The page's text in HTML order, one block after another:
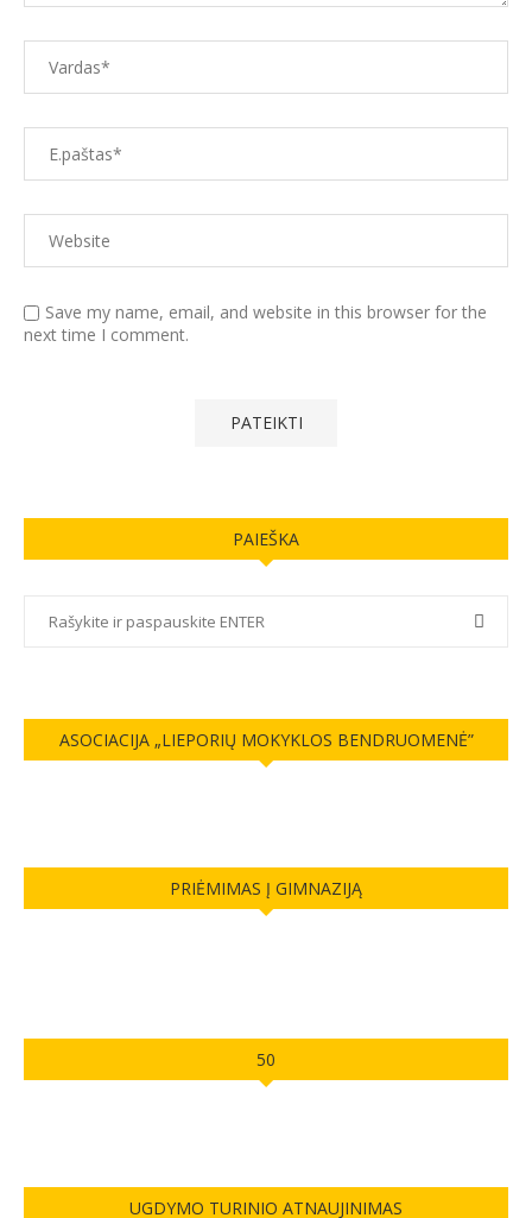
Save my name, email, and website in this browser for the
next time I comment.
PAIEŠKA
ASOCIACIJA „LIEPORIŲ MOKYKLOS BENDRUOMENĖ”
PRIĖMIMAS Į GIMNAZIJĄ
50
UGDYMO TURINIO ATNAUJINIMAS